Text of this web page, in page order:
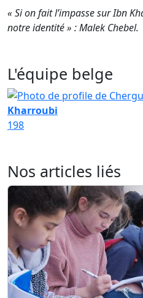
« Si on fait l’impasse sur Ibn
notre identité » : Malek Chebel.
L'équipe belge
Kharroubi
198
Nos articles liés